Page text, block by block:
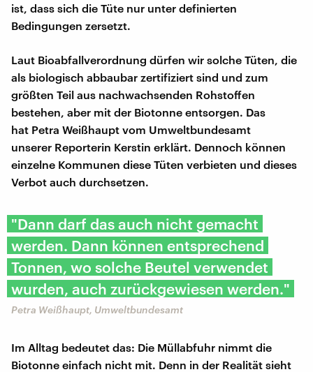
ist, dass sich die Tüte nur unter definierten
Bedingungen zersetzt.
Laut Bioabfallverordnung dürfen wir solche Tüten, die
als biologisch abbaubar zertifiziert sind und zum
größten Teil aus nachwachsenden Rohstoffen
bestehen, aber mit der Biotonne entsorgen. Das
hat Petra Weißhaupt vom Umweltbundesamt
unserer Reporterin Kerstin erklärt. Dennoch können
einzelne Kommunen diese Tüten verbieten und dieses
Verbot auch durchsetzen.
"Dann darf das auch nicht gemacht
werden. Dann können entsprechend
Tonnen, wo solche Beutel verwendet
wurden, auch zurückgewiesen werden."
Petra Weißhaupt, Umweltbundesamt
Im Alltag bedeutet das: Die Müllabfuhr nimmt die
Biotonne einfach nicht mit. Denn in der Realität sieht